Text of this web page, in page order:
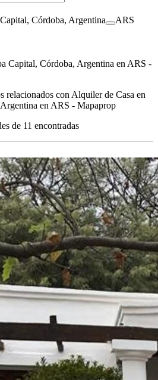
Córdoba, Argentina ARS
Capital, Córdoba, Argentina en ARS -
relacionados con Alquiler de Casa en
en ARS - Mapaprop
de 11 encontradas